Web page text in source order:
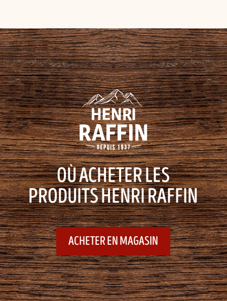
OÙ ACHETER LES
PRODUITS HENRI RAFFIN
ACHETER EN MAGASIN